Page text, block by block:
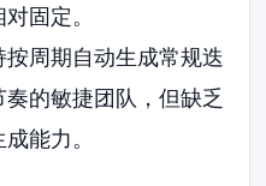
固定。
按周期自动生成常规迭
的敏捷团队，但缺乏
能力。